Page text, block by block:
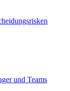
und Teams